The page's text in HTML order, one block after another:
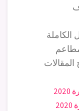
الكاملة